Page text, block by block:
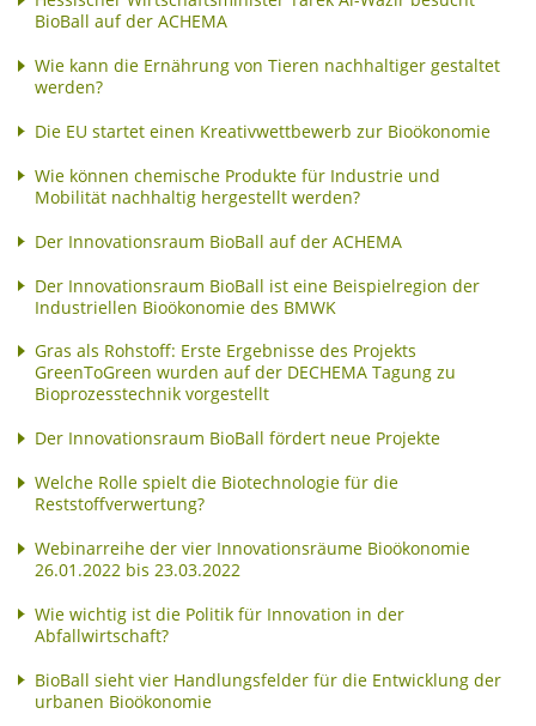
BioBall auf der ACHEMA
Wie kann die Ernährung von Tieren nachhaltiger gestaltet
werden?
Die EU startet einen Kreativwettbewerb zur Bioökonomie
Wie können chemische Produkte für Industrie und
Mobilität nachhaltig hergestellt werden?
Der Innovationsraum BioBall auf der ACHEMA
Der Innovationsraum BioBall ist eine Beispielregion der
Industriellen Bioökonomie des BMWK
Gras als Rohstoff: Erste Ergebnisse des Projekts
GreenToGreen wurden auf der DECHEMA Tagung zu
Bioprozesstechnik vorgestellt
Der Innovationsraum BioBall fördert neue Projekte
Welche Rolle spielt die Biotechnologie für die
Reststoffverwertung?
Webinarreihe der vier Innovationsräume Bioökonomie
26.01.2022 bis 23.03.2022
Wie wichtig ist die Politik für Innovation in der
Abfallwirtschaft?
BioBall sieht vier Handlungsfelder für die Entwicklung der
urbanen Bioökonomie